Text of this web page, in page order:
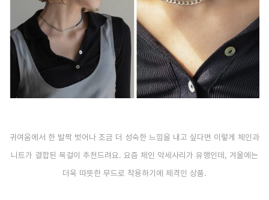
귀여움에서 한 발짝 벗어나 조금 더 성숙한 느낌을 내고 싶다면 이렇게 체인과
니트가 결합된 목걸이 추천드려요. 요즘 체인 악세사리가 유행인데, 겨울에는
더욱 따뜻한 무드로 착용하기에 제격인 상품.